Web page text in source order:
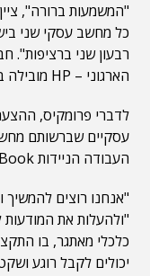
"המשמעות ברורה",
רבעון שני ברציפות".
הארגוני – HP מובילה בקביעות, מאז הרבעון השלישי של 2022.
לדברי פרומקיס,
עסקיים שברשותם
העבודה הניידות
"אנחנו רוצים
"ולהעלות את המודעות
כלכלי מאתגר, בו
יכולים לקבל רוגע